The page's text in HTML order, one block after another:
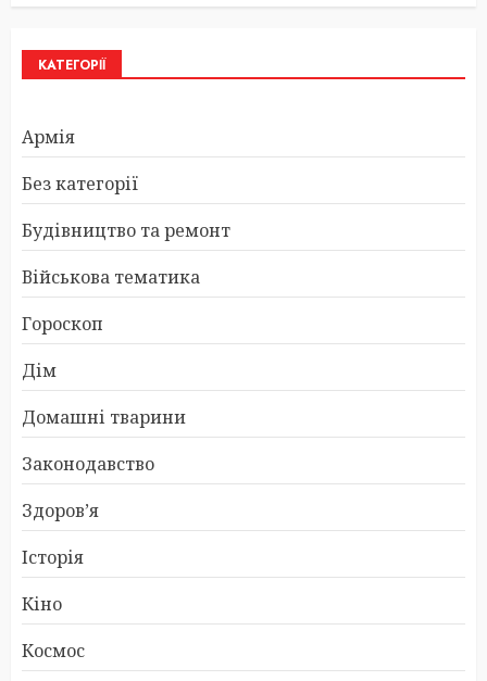
КАТЕГОРІЇ
Армія
Без категорії
Будівництво та ремонт
Військова тематика
Гороскоп
Дім
Домашні тварини
Законодавство
Здоров’я
Історія
Кіно
Космос